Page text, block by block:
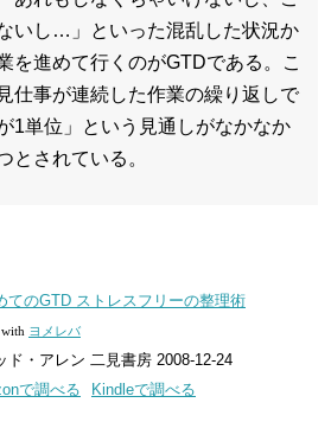
いし…」といった混乱した状況か
を進めて行くのがGTDである。こ
仕事が連続した作業の繰り返しで
1単位」という見通しがなかなか
とされている。
てのGTD ストレスフリーの整理術
with ヨメレバ
ド・アレン 二見書房 2008-12-24
で調べる
Kindleで調べる